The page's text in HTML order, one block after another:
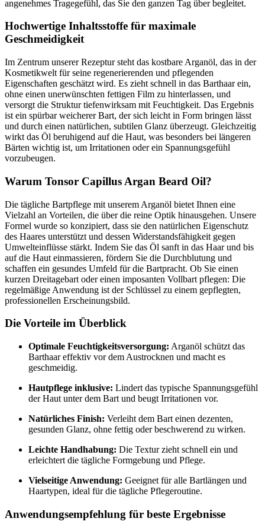
angenehmes Tragegefühl, das Sie den ganzen Tag über begleitet.
Hochwertige Inhaltsstoffe für maximale
Geschmeidigkeit
Im Zentrum unserer Rezeptur steht das kostbare Arganöl, das in der
Kosmetikwelt für seine regenerierenden und pflegenden
Eigenschaften geschätzt wird. Es zieht schnell in das Barthaar ein,
ohne einen unerwünschten fettigen Film zu hinterlassen, und
versorgt die Struktur tiefenwirksam mit Feuchtigkeit. Das Ergebnis
ist ein spürbar weicherer Bart, der sich leicht in Form bringen lässt
und durch einen natürlichen, subtilen Glanz überzeugt. Gleichzeitig
wirkt das Öl beruhigend auf die Haut, was besonders bei längeren
Bärten wichtig ist, um Irritationen oder ein Spannungsgefühl
vorzubeugen.
Warum Tonsor Capillus Argan Beard Oil?
Die tägliche Bartpflege mit unserem Arganöl bietet Ihnen eine
Vielzahl an Vorteilen, die über die reine Optik hinausgehen. Unsere
Formel wurde so konzipiert, dass sie den natürlichen Eigenschutz
des Haares unterstützt und dessen Widerstandsfähigkeit gegen
Umwelteinflüsse stärkt. Indem Sie das Öl sanft in das Haar und bis
auf die Haut einmassieren, fördern Sie die Durchblutung und
schaffen ein gesundes Umfeld für die Bartpracht. Ob Sie einen
kurzen Dreitagebart oder einen imposanten Vollbart pflegen: Die
regelmäßige Anwendung ist der Schlüssel zu einem gepflegten,
professionellen Erscheinungsbild.
Die Vorteile im Überblick
Optimale Feuchtigkeitsversorgung: Arganöl schützt das
Barthaar effektiv vor dem Austrocknen und macht es
geschmeidig.
Hautpflege inklusive: Lindert das typische Spannungsgefühl
der Haut unter dem Bart und beugt Irritationen vor.
Natürliches Finish: Verleiht dem Bart einen dezenten,
gesunden Glanz, ohne fettig oder beschwerend zu wirken.
Leichte Handhabung: Die Textur zieht schnell ein und
erleichtert die tägliche Formgebung und Pflege.
Vielseitige Anwendung: Geeignet für alle Bartlängen und
Haartypen, ideal für die tägliche Pflegeroutine.
Anwendungsempfehlung für beste Ergebnisse